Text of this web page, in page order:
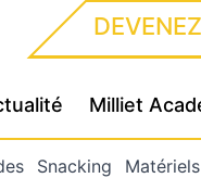
Milliet
Snacking Matériels